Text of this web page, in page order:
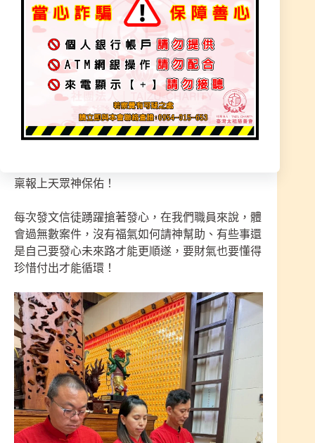
信眾慈悲心、捨得去付出【施棺助喪】發願行善迥
向解怨釋結、行善消業、解厄除災、運途亨通、增
強運勢、賜福降祥庇佑。轉危為安大事化小事、降
祥庇佑。
道祖師尊慈悲指示
在太祖廟做功德、有福報讓神明去處理本身之事，
稟報上天眾神保佑！
每次發文信徒踴躍搶著發心，在我們職員來說，體
會過無數案件，沒有福氣如何請神幫助、有些事還
是自己要發心未來路才能更順遂，要財氣也要懂得
珍惜付出才能循環！